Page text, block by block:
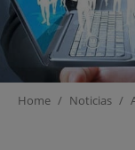
Home / Noticias /